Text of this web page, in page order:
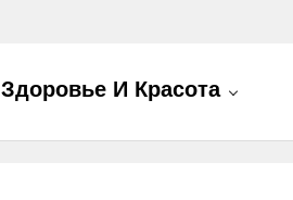
Здоровье И Красота